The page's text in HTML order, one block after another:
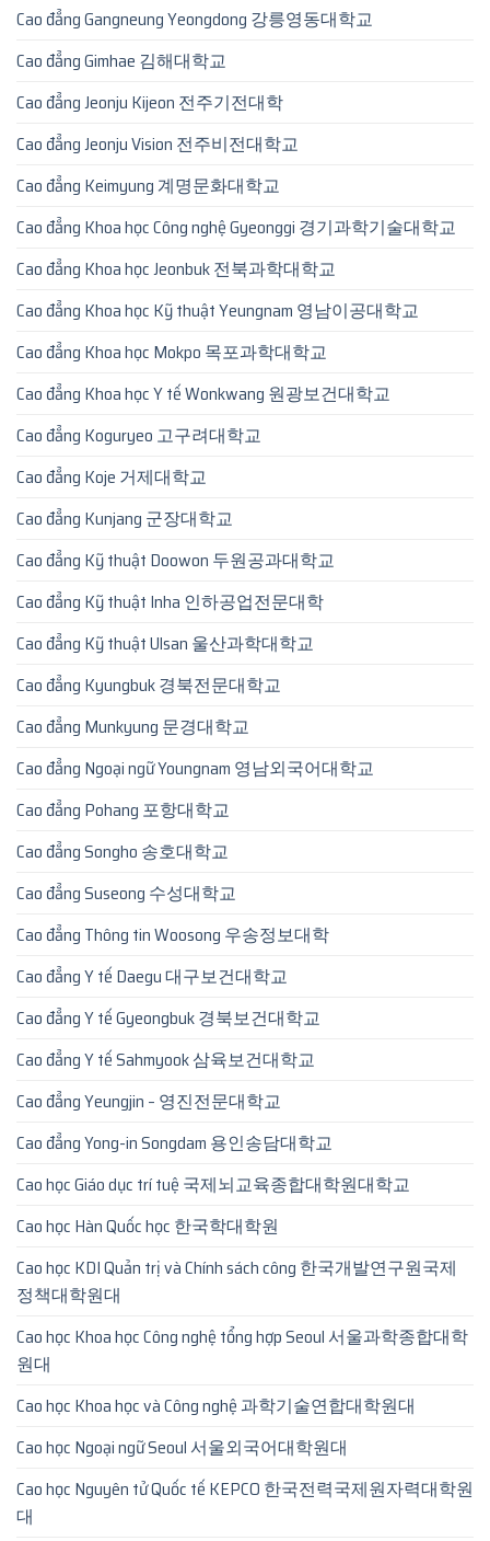
Cao đẳng Gangneung Yeongdong 강릉영동대학교
Cao đẳng Gimhae 김해대학교
Cao đẳng Jeonju Kijeon 전주기전대학
Cao đẳng Jeonju Vision 전주비전대학교
Cao đẳng Keimyung 계명문화대학교
Cao đẳng Khoa học Công nghệ Gyeonggi 경기과학기술대학교
Cao đẳng Khoa học Jeonbuk 전북과학대학교
Cao đẳng Khoa học Kỹ thuật Yeungnam 영남이공대학교
Cao đẳng Khoa học Mokpo 목포과학대학교
Cao đẳng Khoa học Y tế Wonkwang 원광보건대학교
Cao đẳng Koguryeo 고구려대학교
Cao đẳng Koje 거제대학교
Cao đẳng Kunjang 군장대학교
Cao đẳng Kỹ thuật Doowon 두원공과대학교
Cao đẳng Kỹ thuật Inha 인하공업전문대학
Cao đẳng Kỹ thuật Ulsan 울산과학대학교
Cao đẳng Kyungbuk 경북전문대학교
Cao đẳng Munkyung 문경대학교
Cao đẳng Ngoại ngữ Youngnam 영남외국어대학교
Cao đẳng Pohang 포항대학교
Cao đẳng Songho 송호대학교
Cao đẳng Suseong 수성대학교
Cao đẳng Thông tin Woosong 우송정보대학
Cao đẳng Y tế Daegu 대구보건대학교
Cao đẳng Y tế Gyeongbuk 경북보건대학교
Cao đẳng Y tế Sahmyook 삼육보건대학교
Cao đẳng Yeungjin – 영진전문대학교
Cao đẳng Yong-in Songdam 용인송담대학교
Cao học Giáo dục trí tuệ 국제뇌교육종합대학원대학교
Cao học Hàn Quốc học 한국학대학원
Cao học KDI Quản trị và Chính sách công 한국개발연구원국제
정책대학원대
Cao học Khoa học Công nghệ tổng hợp Seoul 서울과학종합대학
원대
Cao học Khoa học và Công nghệ 과학기술연합대학원대
Cao học Ngoại ngữ Seoul 서울외국어대학원대
Cao học Nguyên tử Quốc tế KEPCO 한국전력국제원자력대학원
대